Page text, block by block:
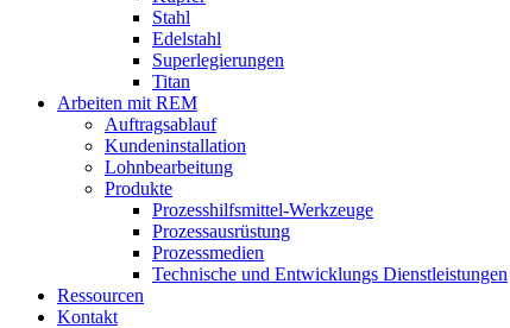
Stahl
Edelstahl
Superlegierungen
Titan
Arbeiten mit REM
Auftragsablauf
Kundeninstallation
Lohnbearbeitung
Produkte
Prozesshilfsmittel-Werkzeuge
Prozessausrüstung
Prozessmedien
Technische und Entwicklungs Dienstleistungen
Ressourcen
Kontakt